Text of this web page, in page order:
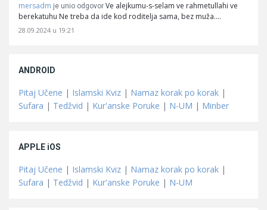
mersadm je unio odgovor Ve alejkumu-s-selam ve rahmetullahi ve
berekatuhu Ne treba da ide kod roditelja sama, bez muža.…
28.09.2024 u 19:21
ANDROID
Pitaj Učene | Islamski Kviz | Namaz korak po korak |
Sufara | Tedžvid | Kur'anske Poruke | N-UM | Minber
APPLE iOS
Pitaj Učene | Islamski Kviz | Namaz korak po korak |
Sufara | Tedžvid | Kur'anske Poruke | N-UM